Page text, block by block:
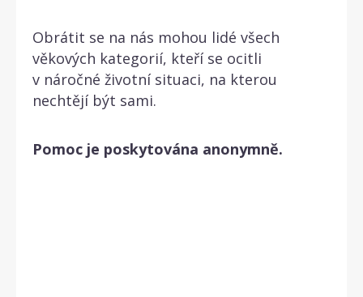
Obrátit se na nás mohou lidé všech
věkových kategorií, kteří se ocitli
v náročné životní situaci, na kterou
nechtějí být sami.
Pomoc je poskytována anonymně.